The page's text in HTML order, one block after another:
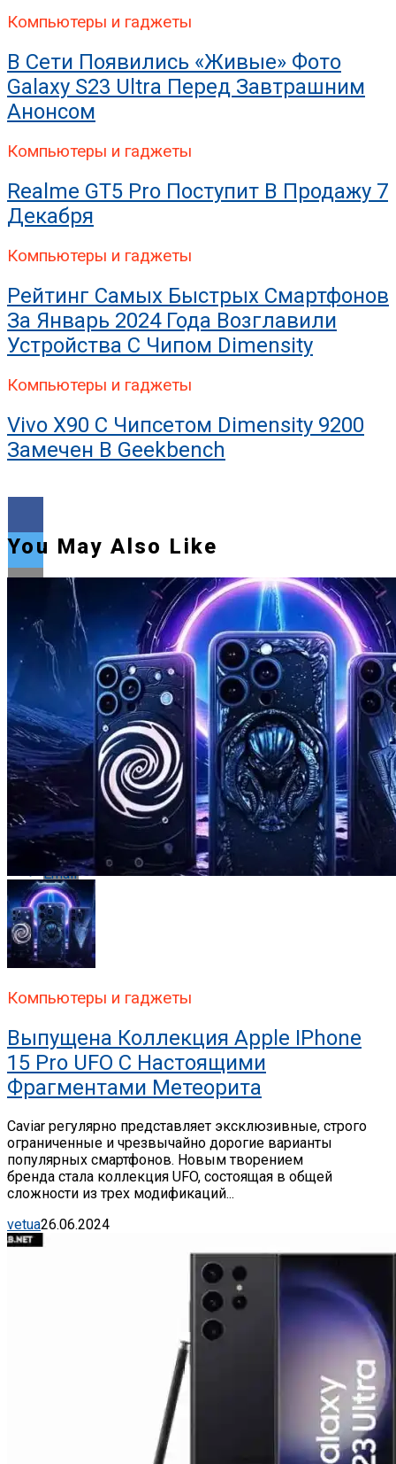
Компьютеры и гаджеты
В Сети Появились «живые» Фото
Galaxy S23 Ultra Перед Завтрашним
Анонсом
Компьютеры и гаджеты
Realme GT5 Pro Поступит В Продажу 7
Декабря
Компьютеры и гаджеты
Рейтинг Самых Быстрых Смартфонов
За Январь 2024 Года Возглавили
Устройства С Чипом Dimensity
Компьютеры и гаджеты
Vivo X90 С Чипсетом Dimensity 9200
Замечен В Geekbench
Flipboard
Reddit
Pinterest
Whatsapp
Whatsapp
Email
You May Also Like
Компьютеры и гаджеты
Выпущена Коллекция Apple IPhone
15 Pro UFO С Настоящими
Фрагментами Метеорита
Caviar регулярно представляет эксклюзивные, строго
ограниченные и чрезвычайно дорогие варианты
популярных смартфонов. Новым творением
бренда стала коллекция UFO, состоящая в общей
сложности из трех модификаций...
vetua26.06.2024